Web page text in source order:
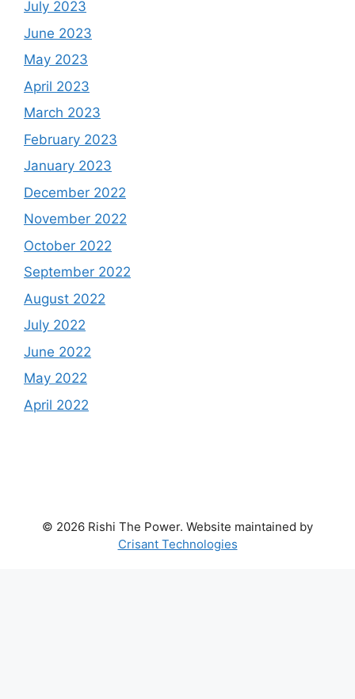
July 2023
June 2023
May 2023
April 2023
March 2023
February 2023
January 2023
December 2022
November 2022
October 2022
September 2022
August 2022
July 2022
June 2022
May 2022
April 2022
© 2026 Rishi The Power. Website maintained by
Crisant Technologies